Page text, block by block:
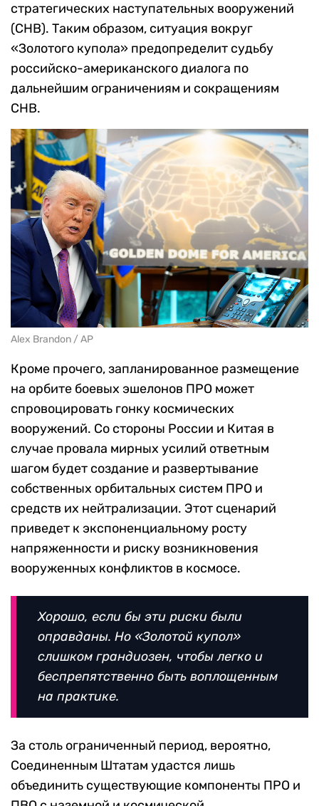
стратегических наступательных вооружений
(СНВ). Таким образом, ситуация вокруг
«Золотого купола» предопределит судьбу
российско-американского диалога по
дальнейшим ограничениям и сокращениям
СНВ.
Alex Brandon / АР
Кроме прочего, запланированное размещение
на орбите боевых эшелонов ПРО может
спровоцировать гонку космических
вооружений. Со стороны России и Китая в
случае провала мирных усилий ответным
шагом будет создание и развертывание
собственных орбитальных систем ПРО и
средств их нейтрализации. Этот сценарий
приведет к экспоненциальному росту
напряженности и риску возникновения
вооруженных конфликтов в космосе.
Хорошо, если бы эти риски были
оправданы. Но «Золотой купол»
слишком грандиозен, чтобы легко и
беспрепятственно быть воплощенным
на практике.
За столь ограниченный период, вероятно,
Соединенным Штатам удастся лишь
объединить существующие компоненты ПРО и